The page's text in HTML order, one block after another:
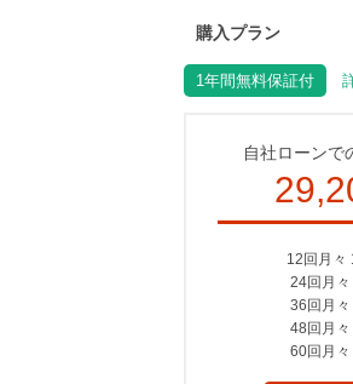
購入プラン
1年間無料保証付
自社ローンで
12回月々
24回月
36回月
48回月
60回月